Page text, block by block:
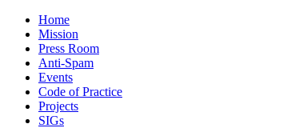
Home
Mission
Press Room
Anti-Spam
Events
Code of Practice
Projects
SIGs